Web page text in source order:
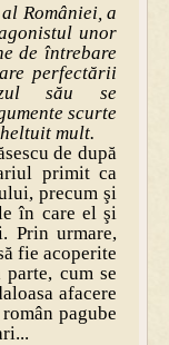
României, a
unor
de întrebare
perfectării
său se
scurte
mult.
de după
primit ca
precum şi
în care el şi
Prin urmare,
fie acoperite
cum se
afacere
pagube